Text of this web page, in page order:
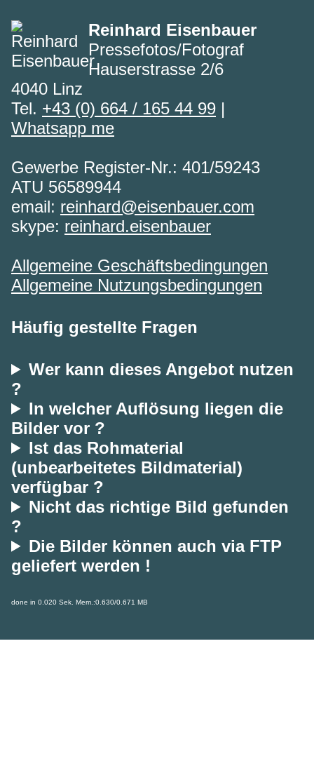
Reinhard Eisenbauer
Pressefotos/Fotograf
Hauserstrasse 2/6
4040 Linz
Tel. +43 (0) 664 / 165 44 99 |
Whatsapp me
Gewerbe Register-Nr.: 401/59243
ATU 56589944
email: reinhard@eisenbauer.com
skype: reinhard.eisenbauer
Allgemeine Geschäftsbedingungen
Allgemeine Nutzungsbedingungen
Häufig gestellte Fragen
Wer kann dieses Angebot nutzen
?
In welcher Auflösung liegen die
Bilder vor ?
Ist das Rohmaterial
(unbearbeitetes Bildmaterial)
verfügbar ?
Nicht das richtige Bild gefunden
?
Die Bilder können auch via FTP
geliefert werden !
done in 0.020 Sek. Mem.:0.630/0.671 MB